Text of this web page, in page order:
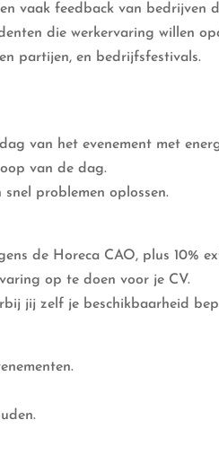
vaak feedback van
die werkervaring willen
partijen, en bedrijfsfestivals.
van het evenement met
van de dag.
problemen oplossen.
de Horeca CAO, plus 10%
op te doen voor je CV.
jij zelf je beschikbaarheid